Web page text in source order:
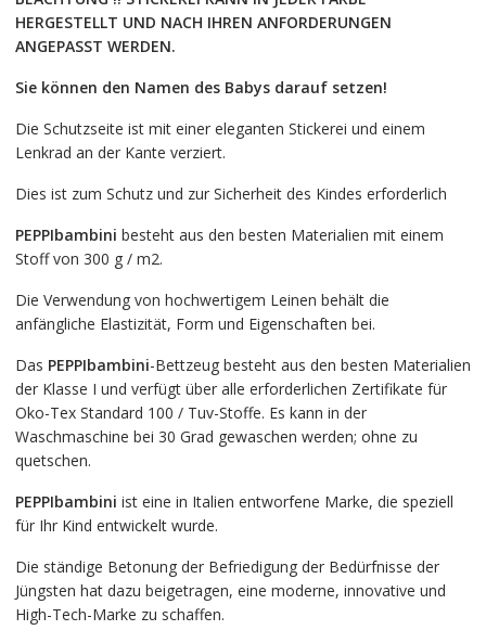
HERGESTELLT UND NACH IHREN ANFORDERUNGEN
ANGEPASST WERDEN.
Sie können den Namen des Babys darauf setzen!
Die Schutzseite ist mit einer eleganten Stickerei und einem
Lenkrad an der Kante verziert.
Dies ist zum Schutz und zur Sicherheit des Kindes erforderlich
PEPPIbambini besteht aus den besten Materialien mit einem
Stoff von 300 g / m2.
Die Verwendung von hochwertigem Leinen behält die
anfängliche Elastizität, Form und Eigenschaften bei.
Das PEPPIbambini-Bettzeug besteht aus den besten Materialien
der Klasse I und verfügt über alle erforderlichen Zertifikate für
Oko-Tex Standard 100 / Tuv-Stoffe. Es kann in der
Waschmaschine bei 30 Grad gewaschen werden; ohne zu
quetschen.
PEPPIbambini ist eine in Italien entworfene Marke, die speziell
für Ihr Kind entwickelt wurde.
Die ständige Betonung der Befriedigung der Bedürfnisse der
Jüngsten hat dazu beigetragen, eine moderne, innovative und
High-Tech-Marke zu schaffen.